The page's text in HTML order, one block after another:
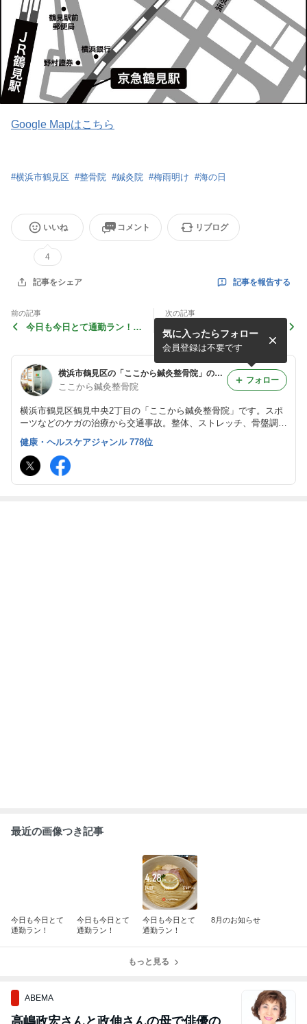
Google Mapはこちら
#横浜市鶴見区 #整骨院 #鍼灸院 #梅雨明け #海の日
いいね
4
コメント リブログ
記事をシェア 記事を報告する
前の記事
今日も今日とて通勤ラン！久
次の記事
6月24日(水)は臨時休診で
す。
横浜市鶴見区の「ここから鍼灸整骨院」のブログ
ここから鍼灸整骨院
横浜市鶴見区鶴見中央2丁目の「ここから鍼灸整骨院」です。スポ
ーツなどのケガの治療から交通事故。整体、ストレッチ、骨盤調整
などの自費治療まで幅広いメニューでお待ちしております。各種保
険取扱。
気に入ったらフォロー
会員登録は不要です
フォロー
健康・ヘルスケアジャンル 778位